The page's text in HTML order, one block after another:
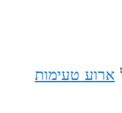
ארוע טעימות